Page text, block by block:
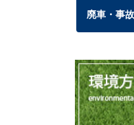
廃車・事